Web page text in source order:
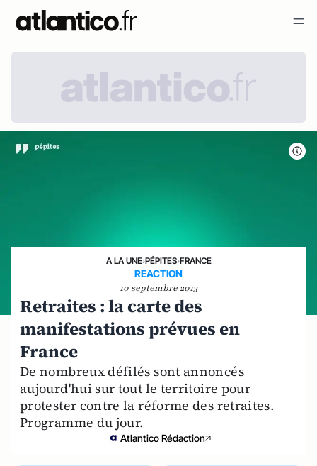
A LA UNE›PÉPITES›FRANCE
REACTION
10 septembre 2013
Retraites : la carte des
manifestations prévues en
France
De nombreux défilés sont annoncés
aujourd'hui sur tout le territoire pour
protester contre la réforme des retraites.
Programme du jour.
Atlantico Rédaction